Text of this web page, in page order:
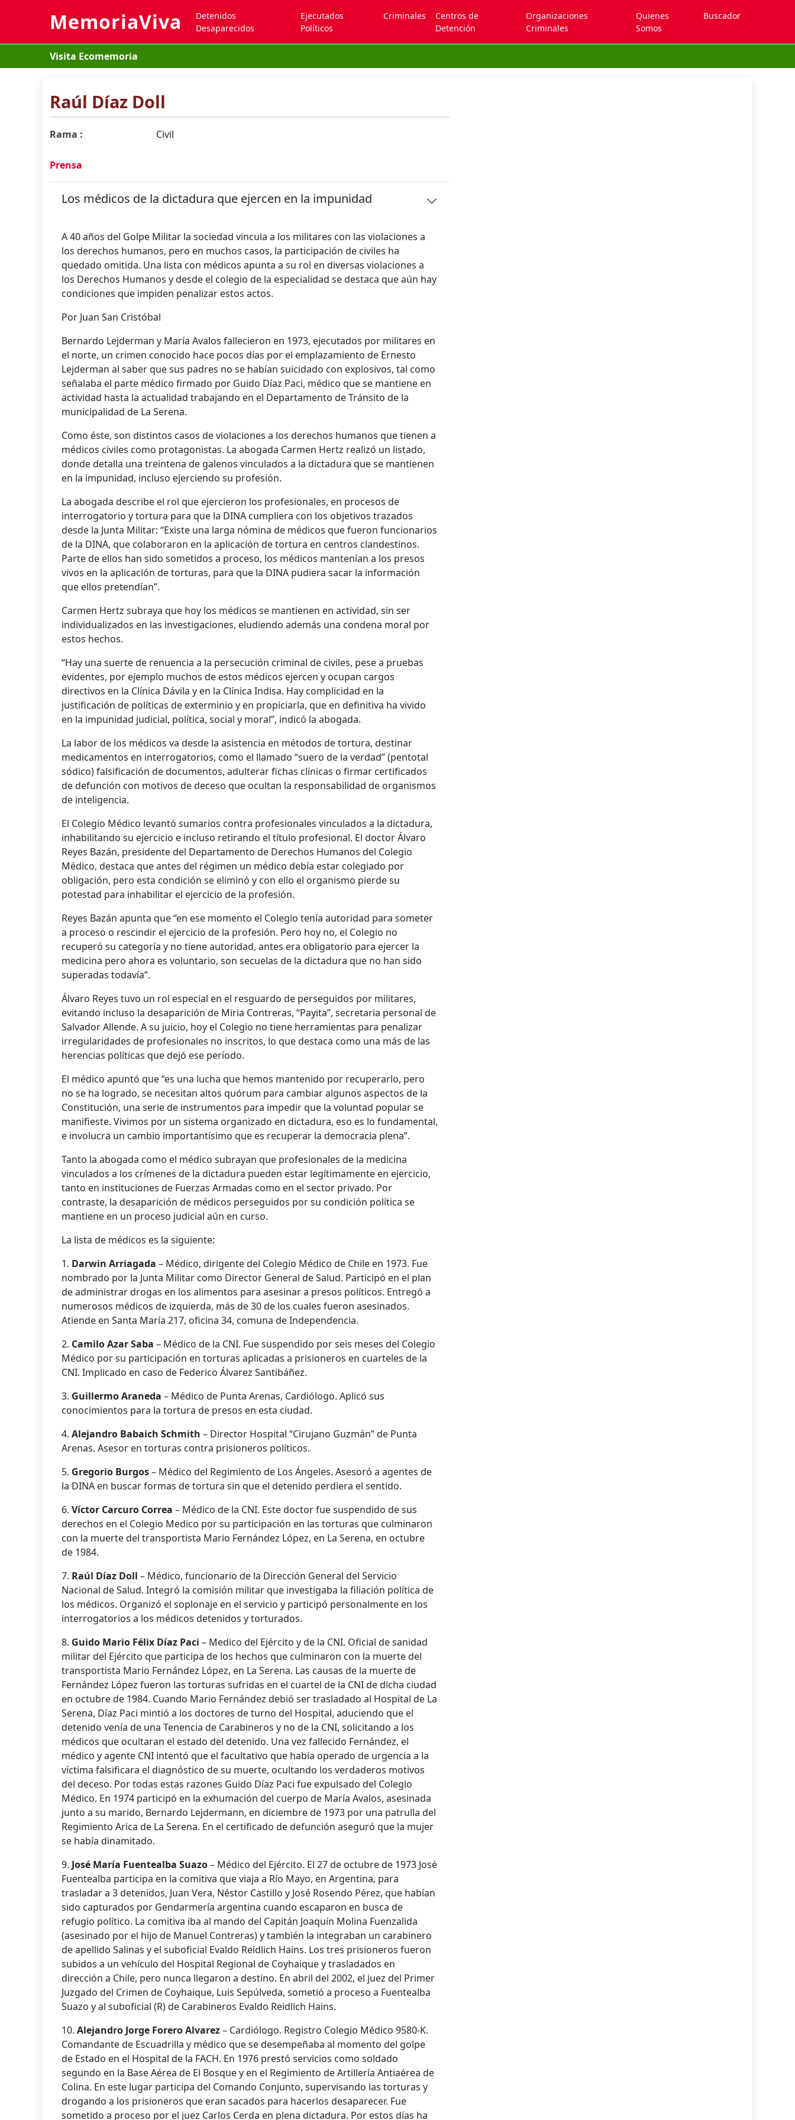
MemoriaViva
Detenidos
Desaparecidos
Ejecutados
Políticos
Criminales
Centros de
Detención
Organizaciones
Criminales
Quienes
Somos
Buscador
Visita Ecomemoria
Raúl Díaz Doll
Rama : Civil
Prensa
Los médicos de la dictadura que ejercen en la impunidad
A 40 años del Golpe Militar la sociedad vincula a los militares con las violaciones a
los derechos humanos, pero en muchos casos, la participación de civiles ha
quedado omitida. Una lista con médicos apunta a su rol en diversas violaciones a
los Derechos Humanos y desde el colegio de la especialidad se destaca que aún hay
condiciones que impiden penalizar estos actos.
Por Juan San Cristóbal
Bernardo Lejderman y María Avalos fallecieron en 1973, ejecutados por militares en
el norte, un crimen conocido hace pocos días por el emplazamiento de Ernesto
Lejderman al saber que sus padres no se habían suicidado con explosivos, tal como
señalaba el parte médico firmado por Guido Díaz Paci, médico que se mantiene en
actividad hasta la actualidad trabajando en el Departamento de Tránsito de la
municipalidad de La Serena.
Como éste, son distintos casos de violaciones a los derechos humanos que tienen a
médicos civiles como protagonistas. La abogada Carmen Hertz realizó un listado,
donde detalla una treintena de galenos vinculados a la dictadura que se mantienen
en la impunidad, incluso ejerciendo su profesión.
La abogada describe el rol que ejercieron los profesionales, en procesos de
interrogatorio y tortura para que la DINA cumpliera con los objetivos trazados
desde la Junta Militar: “Existe una larga nómina de médicos que fueron funcionarios
de la DINA, que colaboraron en la aplicación de tortura en centros clandestinos.
Parte de ellos han sido sometidos a proceso, los médicos mantenían a los presos
vivos en la aplicación de torturas, para que la DINA pudiera sacar la información
que ellos pretendían”.
Carmen Hertz subraya que hoy los médicos se mantienen en actividad, sin ser
individualizados en las investigaciones, eludiendo además una condena moral por
estos hechos.
“Hay una suerte de renuencia a la persecución criminal de civiles, pese a pruebas
evidentes, por ejemplo muchos de estos médicos ejercen y ocupan cargos
directivos en la Clínica Dávila y en la Clínica Indisa. Hay complicidad en la
justificación de políticas de exterminio y en propiciarla, que en definitiva ha vivido
en la impunidad judicial, política, social y moral”, indicó la abogada.
La labor de los médicos va desde la asistencia en métodos de tortura, destinar
medicamentos en interrogatorios, como el llamado “suero de la verdad” (pentotal
sódico) falsificación de documentos, adulterar fichas clínicas o firmar certificados
de defunción con motivos de deceso que ocultan la responsabilidad de organismos
de inteligencia.
El Colegio Médico levantó sumarios contra profesionales vinculados a la dictadura,
inhabilitando su ejercicio e incluso retirando el título profesional. El doctor Álvaro
Reyes Bazán, presidente del Departamento de Derechos Humanos del Colegio
Médico, destaca que antes del régimen un médico debía estar colegiado por
obligación, pero esta condición se eliminó y con ello el organismo pierde su
potestad para inhabilitar el ejercicio de la profesión.
Reyes Bazán apunta que “en ese momento el Colegio tenía autoridad para someter
a proceso o rescindir el ejercicio de la profesión. Pero hoy no, el Colegio no
recuperó su categoría y no tiene autoridad, antes era obligatorio para ejercer la
medicina pero ahora es voluntario, son secuelas de la dictadura que no han sido
superadas todavía”.
Álvaro Reyes tuvo un rol especial en el resguardo de perseguidos por militares,
evitando incluso la desaparición de Miria Contreras, “Payita”, secretaria personal de
Salvador Allende. A su juicio, hoy el Colegio no tiene herramientas para penalizar
irregularidades de profesionales no inscritos, lo que destaca como una más de las
herencias políticas que dejó ese período.
El médico apuntó que “es una lucha que hemos mantenido por recuperarlo, pero
no se ha logrado, se necesitan altos quórum para cambiar algunos aspectos de la
Constitución, una serie de instrumentos para impedir que la voluntad popular se
manifieste. Vivimos por un sistema organizado en dictadura, eso es lo fundamental,
e involucra un cambio importantísimo que es recuperar la democracia plena”.
Tanto la abogada como el médico subrayan que profesionales de la medicina
vinculados a los crímenes de la dictadura pueden estar legítimamente en ejercicio,
tanto en instituciones de Fuerzas Armadas como en el sector privado. Por
contraste, la desaparición de médicos perseguidos por su condición política se
mantiene en un proceso judicial aún en curso.
La lista de médicos es la siguiente:
1. Darwin Arriagada – Médico, dirigente del Colegio Médico de Chile en 1973. Fue
nombrado por la Junta Militar como Director General de Salud. Participó en el plan
de administrar drogas en los alimentos para asesinar a presos políticos. Entregó a
numerosos médicos de izquierda, más de 30 de los cuales fueron asesinados.
Atiende en Santa María 217, oficina 34, comuna de Independencia.
2. Camilo Azar Saba – Médico de la CNI. Fue suspendido por seis meses del Colegio
Médico por su participación en torturas aplicadas a prisioneros en cuarteles de la
CNI. Implicado en caso de Federico Álvarez Santibáñez.
3. Guillermo Araneda – Médico de Punta Arenas, Cardiólogo. Aplicó sus
conocimientos para la tortura de presos en esta ciudad.
4. Alejandro Babaich Schmith – Director Hospital “Cirujano Guzmán” de Punta
Arenas. Asesor en torturas contra prisioneros políticos.
5. Gregorio Burgos– Médico del Regimiento de Los Ángeles. Asesoró a agentes de
la DINA en buscar formas de tortura sin que el detenido perdiera el sentido.
6. Víctor Carcuro Correa – Médico de la CNI. Este doctor fue suspendido de sus
derechos en el Colegio Medico por su participación en las torturas que culminaron
con la muerte del transportista Mario Fernández López, en La Serena, en octubre
de 1984.
7. Raúl Díaz Doll – Médico, funcionario de la Dirección General del Servicio
Nacional de Salud. Integró la comisión militar que investigaba la filiación política de
los médicos. Organizó el soplonaje en el servicio y participó personalmente en los
interrogatorios a los médicos detenidos y torturados.
8. Guido Mario Félix Díaz Paci – Medico del Ejército y de la CNI. Oficial de sanidad
militar del Ejército que participa de los hechos que culminaron con la muerte del
transportista Mario Fernández López, en La Serena. Las causas de la muerte de
Fernández López fueron las torturas sufridas en el cuartel de la CNI de dicha ciudad
en octubre de 1984. Cuando Mario Fernández debió ser trasladado al Hospital de La
Serena, Díaz Paci mintió a los doctores de turno del Hospital, aduciendo que el
detenido venía de una Tenencia de Carabineros y no de la CNI, solicitando a los
médicos que ocultaran el estado del detenido. Una vez fallecido Fernández, el
médico y agente CNI intentó que el facultativo que había operado de urgencia a la
víctima falsificara el diagnóstico de su muerte, ocultando los verdaderos motivos
del deceso. Por todas estas razones Guido Díaz Paci fue expulsado del Colegio
Médico. En 1974 participó en la exhumación del cuerpo de María Avalos, asesinada
junto a su marido, Bernardo Lejdermann, en diciembre de 1973 por una patrulla del
Regimiento Arica de La Serena. En el certificado de defunción aseguró que la mujer
se había dinamitado.
9. José María Fuentealba Suazo– Médico del Ejército. El 27 de octubre de 1973 José
Fuentealba participa en la comitiva que viaja a Río Mayo, en Argentina, para
trasladar a 3 detenidos, Juan Vera, Néstor Castillo y José Rosendo Pérez, que habían
sido capturados por Gendarmería argentina cuando escaparon en busca de
refugio político. La comitiva iba al mando del Capitán Joaquín Molina Fuenzalida
(asesinado por el hijo de Manuel Contreras) y también la integraban un carabinero
de apellido Salinas y el suboficial Evaldo Reidlich Hains. Los tres prisioneros fueron
subidos a un vehículo del Hospital Regional de Coyhaique y trasladados en
dirección a Chile, pero nunca llegaron a destino. En abril del 2002, el juez del Primer
Juzgado del Crimen de Coyhaique, Luis Sepúlveda, sometió a proceso a Fuentealba
Suazo y al suboficial (R) de Carabineros Evaldo Reidlich Hains.
10. Alejandro Jorge Forero Alvarez– Cardiólogo. Registro Colegio Médico 9580-K.
Comandante de Escuadrilla y médico que se desempeñaba al momento del golpe
de Estado en el Hospital de la FACH. En 1976 prestó servicios como soldado
segundo en la Base Aérea de El Bosque y en el Regimiento de Artillería Antiaérea de
Colina. En este lugar participa del Comando Conjunto, supervisando las torturas y
drogando a los prisioneros que eran sacados para hacerlos desaparecer. Fue
sometido a proceso por el juez Carlos Cerda en plena dictadura. Por estos días ha